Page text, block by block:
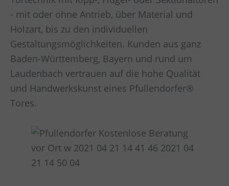
- mit oder ohne Antrieb, über Material und
Holzart, bis zu den individuellen
Gestaltungsmöglichkeiten. Kunden aus ganz
Baden-Württemberg, Bayern und rund um
Laudenbach vertrauen auf die hohe Qualität
und Handwerkskunst eines Pfullendorfer®
Tores.